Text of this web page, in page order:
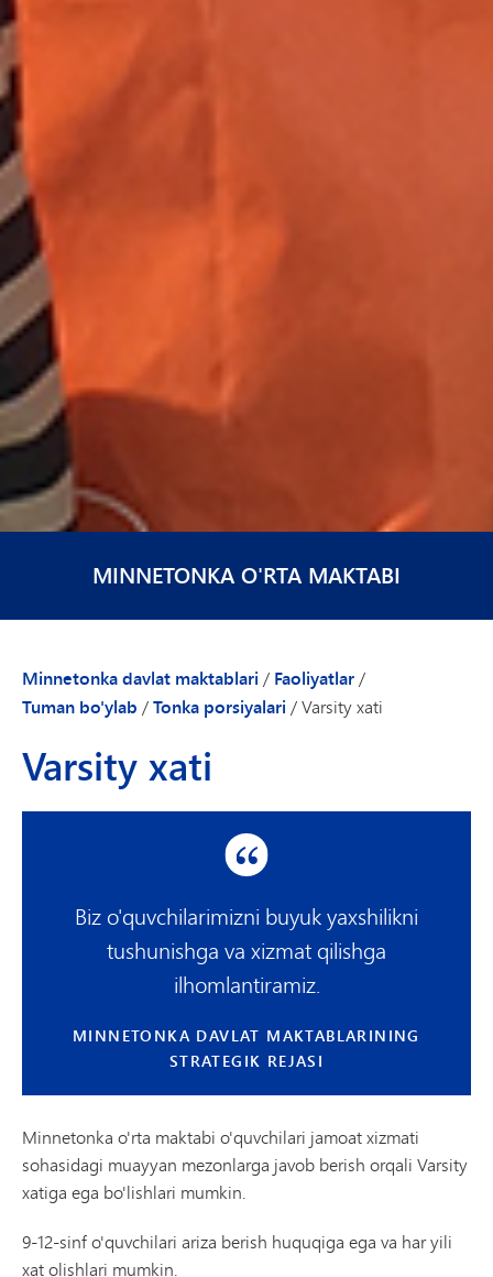
MINNETONKA O'RTA MAKTABI
Minnetonka davlat maktablari / Faoliyatlar/
Tuman bo'ylab /Tonka porsiyalari /Varsity xati
Varsity xati
Biz o'quvchilarimizni buyuk yaxshilikni
tushunishga va xizmat qilishga
ilhomlantiramiz.
MINNETONKA DAVLAT MAKTABLARINING
STRATEGIK REJASI
Minnetonka o'rta maktabi o'quvchilari jamoat xizmati
sohasidagi muayyan mezonlarga javob berish orqali Varsity
xatiga ega bo'lishlari mumkin.
9-12-sinf o'quvchilari ariza berish huquqiga ega va har yili
xat olishlari mumkin.